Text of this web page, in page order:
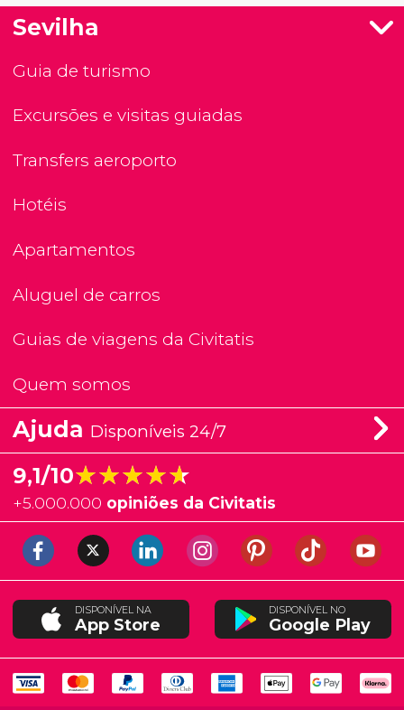
Sevilha
Guia de turismo
Excursões e visitas guiadas
Transfers aeroporto
Hotéis
Apartamentos
Aluguel de carros
Guias de viagens da Civitatis
Quem somos
Ajuda Disponíveis 24/7
9,1/10★★★★★
★★★★★
+5.000.000 opiniões da Civitatis
DISPONÍVEL NA
App Store
DISPONÍVEL NO
Google Play